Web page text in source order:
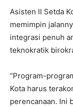
Asisten II Setda
memimpin
integrasi penuh
teknokratik
“Program-
Kota harus
perencanaan. Ini